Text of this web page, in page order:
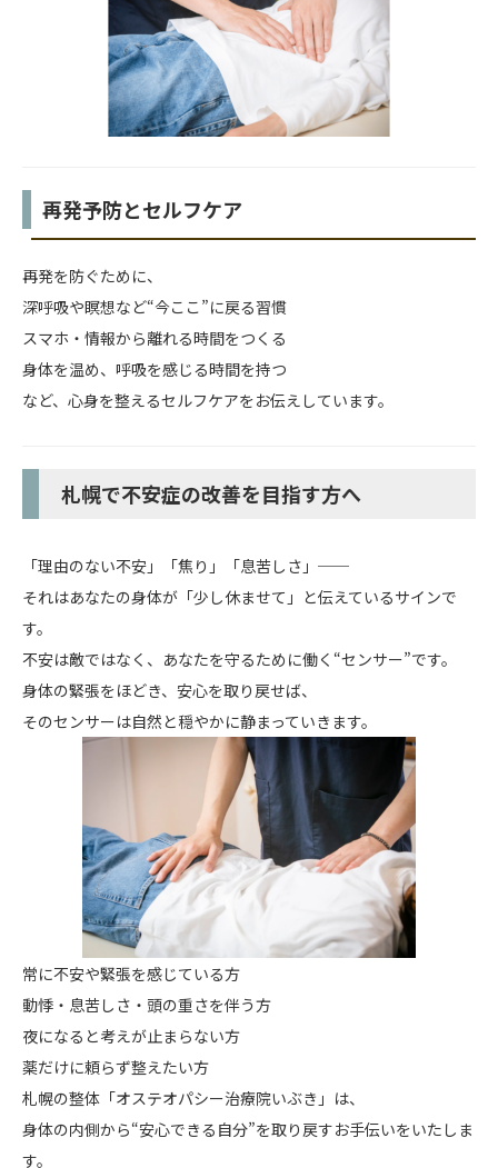
再発予防とセルフケア
再発を防ぐために、
深呼吸や瞑想など“今ここ”に戻る習慣
スマホ・情報から離れる時間をつくる
身体を温め、呼吸を感じる時間を持つ
など、心身を整えるセルフケアをお伝えしています。
札幌で不安症の改善を目指す方へ
「理由のない不安」「焦り」「息苦しさ」──
それはあなたの身体が「少し休ませて」と伝えているサインで
す。
不安は敵ではなく、あなたを守るために働く“センサー”です。
身体の緊張をほどき、安心を取り戻せば、
そのセンサーは自然と穏やかに静まっていきます。
常に不安や緊張を感じている方
動悸・息苦しさ・頭の重さを伴う方
夜になると考えが止まらない方
薬だけに頼らず整えたい方
札幌の整体「オステオパシー治療院いぶき」は、
身体の内側から“安心できる自分”を取り戻すお手伝いをいたしま
す。